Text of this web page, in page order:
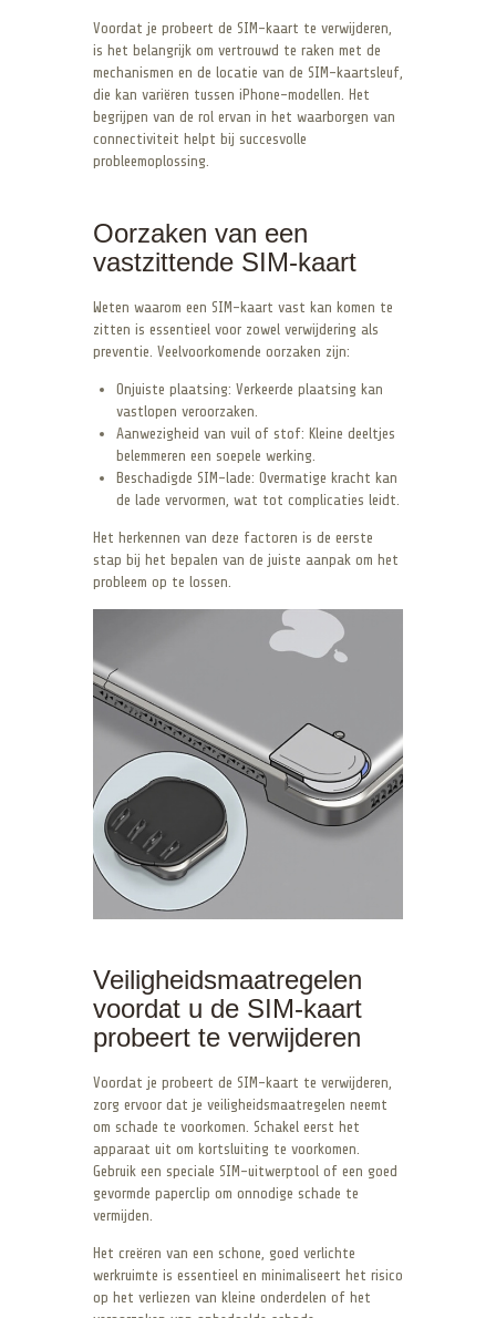
Voordat je probeert de SIM-kaart te verwijderen,
is het belangrijk om vertrouwd te raken met de
mechanismen en de locatie van de SIM-kaartsleuf,
die kan variëren tussen iPhone-modellen. Het
begrijpen van de rol ervan in het waarborgen van
connectiviteit helpt bij succesvolle
probleemoplossing.
Oorzaken van een
vastzittende SIM-kaart
Weten waarom een SIM-kaart vast kan komen te
zitten is essentieel voor zowel verwijdering als
preventie. Veelvoorkomende oorzaken zijn:
Onjuiste plaatsing: Verkeerde plaatsing kan
vastlopen veroorzaken.
Aanwezigheid van vuil of stof: Kleine deeltjes
belemmeren een soepele werking.
Beschadigde SIM-lade: Overmatige kracht kan
de lade vervormen, wat tot complicaties leidt.
Het herkennen van deze factoren is de eerste
stap bij het bepalen van de juiste aanpak om het
probleem op te lossen.
Veiligheidsmaatregelen
voordat u de SIM-kaart
probeert te verwijderen
Voordat je probeert de SIM-kaart te verwijderen,
zorg ervoor dat je veiligheidsmaatregelen neemt
om schade te voorkomen. Schakel eerst het
apparaat uit om kortsluiting te voorkomen.
Gebruik een speciale SIM-uitwerptool of een goed
gevormde paperclip om onnodige schade te
vermijden.
Het creëren van een schone, goed verlichte
werkruimte is essentieel en minimaliseert het risico
op het verliezen van kleine onderdelen of het